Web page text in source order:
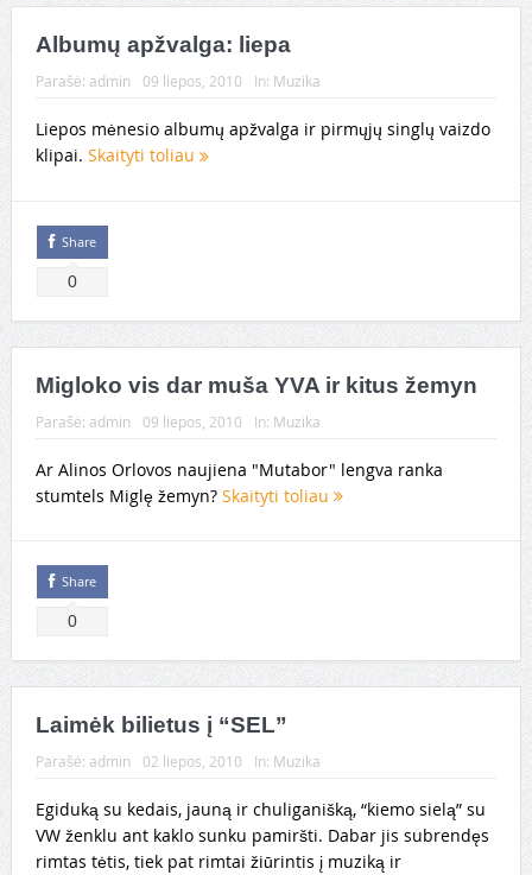
Albumų apžvalga: liepa
Parašė: admin 09 liepos, 2010 In: Muzika
Liepos mėnesio albumų apžvalga ir pirmųjų singlų vaizdo
klipai. Skaityti toliau
Share
0
Migloko vis dar muša YVA ir kitus žemyn
Parašė: admin 09 liepos, 2010 In: Muzika
Ar Alinos Orlovos naujiena "Mutabor" lengva ranka
stumtels Miglę žemyn? Skaityti toliau
Share
0
Laimėk bilietus į “SEL”
Parašė: admin 02 liepos, 2010 In: Muzika
Egiduką su kedais, jauną ir chuliganišką, “kiemo sielą” su
VW ženklu ant kaklo sunku pamiršti. Dabar jis subrendęs
rimtas tėtis, tiek pat rimtai žiūrintis į muziką ir